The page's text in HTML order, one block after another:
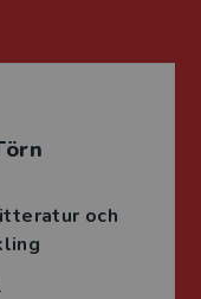
och